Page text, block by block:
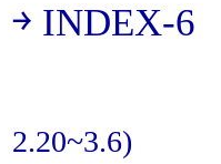
￫ INDEX-6
2.20~3.6)